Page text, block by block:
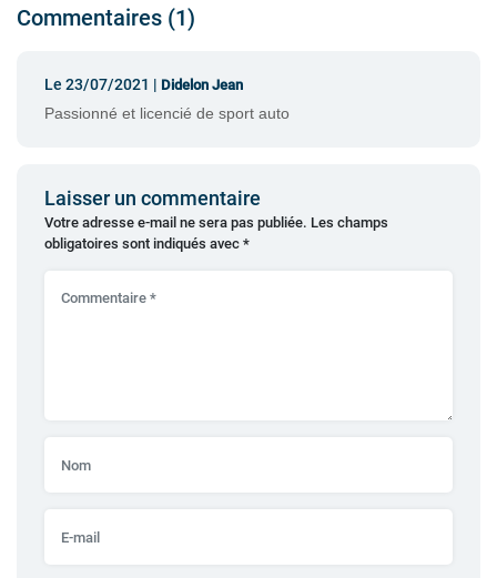
Commentaires (1)
Le 23/07/2021 | Didelon Jean
Passionné et licencié de sport auto
Laisser un commentaire
Votre adresse e-mail ne sera pas publiée. Les champs
obligatoires sont indiqués avec *